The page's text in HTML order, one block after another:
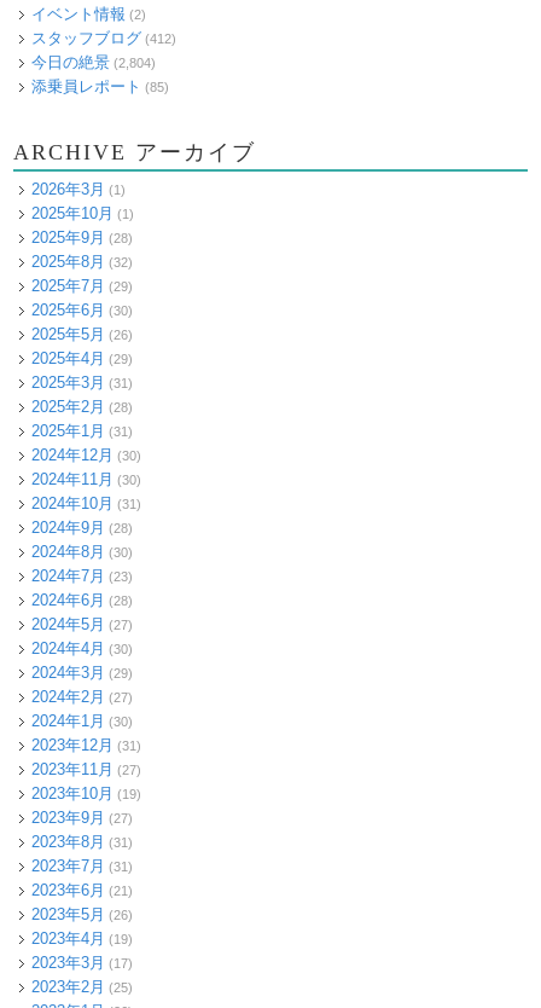
イベント情報 (2)
スタッフブログ (412)
今日の絶景 (2,804)
添乗員レポート (85)
ARCHIVE アーカイブ
2026年3月 (1)
2025年10月 (1)
2025年9月 (28)
2025年8月 (32)
2025年7月 (29)
2025年6月 (30)
2025年5月 (26)
2025年4月 (29)
2025年3月 (31)
2025年2月 (28)
2025年1月 (31)
2024年12月 (30)
2024年11月 (30)
2024年10月 (31)
2024年9月 (28)
2024年8月 (30)
2024年7月 (23)
2024年6月 (28)
2024年5月 (27)
2024年4月 (30)
2024年3月 (29)
2024年2月 (27)
2024年1月 (30)
2023年12月 (31)
2023年11月 (27)
2023年10月 (19)
2023年9月 (27)
2023年8月 (31)
2023年7月 (31)
2023年6月 (21)
2023年5月 (26)
2023年4月 (19)
2023年3月 (17)
2023年2月 (25)